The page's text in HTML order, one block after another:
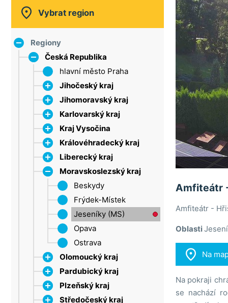
 Vybrat region
Regiony
Česká Republika
hlavní město Praha
Jihočeský kraj
Dačice
Strakonice
Šumava
Lipno
Třeboňsko
Jihomoravský kraj
Bílé Karpaty
Břeclav
Brno
Drahanská vrchovina
Moravský kras
Olešnice
Pálava
Tišnov
Vranov nad Dyjí
Znojmo
Karlovarský kraj
Krušné hory
Mariánské Lázně
Sokolov
Kraj Vysočina
Jihlava
Třebíč
Velké Meziříčí
Žďárské vrchy
Královéhradecký kraj
CHKO Broumovsko
Broumovská
vrchovina
Jestřebí hory
Dobruška
Hradec Králové
Krkonoše (HK)
Špindlerův Mlýn
Nová Paka
Orlické hory
Trutnov
Liberecký kraj
Český ráj
Jablonec nad Nisou
Jizerské hory
Krkonoše
Benecko
Harrachov
Liberec
Máchovo jezero
Moravskoslezský kraj
Beskydy
Frýdek-Místek
Jeseníky (MS)
Opava
Ostrava
Olomoucký kraj
Jeseníky
Branná
Velké Losiny
Litovel
Nízký Jeseník
Pardubický kraj
Chrudim
Jeseníky (P)
Plzeňský kraj
Brdy (PLZ)
Středočeský kraj
Amfiteátr
Amfiteátr -
Oblasti
 Na
Na pokraji
se nachází